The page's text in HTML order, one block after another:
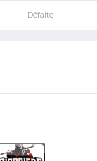
Défaite